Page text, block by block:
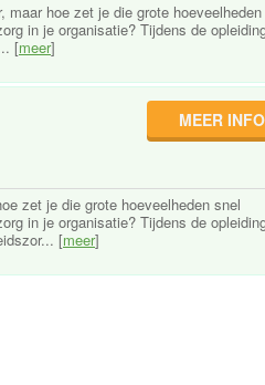
hoe zet je die grote
in je organisatie? Tijdens de
[meer]
MEER
zet je die grote hoeveelheden snel
in je organisatie? Tijdens de
[meer]